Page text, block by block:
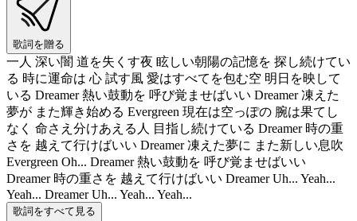
歌詞を贈る
一人 深い闇 道を失くす夜 眩しい朝陽の記憶を 探し続けてい
る 時に運命は 心 試す風 愛はすべてを包む空 明日を映して
いる Dreamer 熱い鼓動を 呼び覚ませばいい Dreamer 凍えた
夢が また輝き始める Evergreen 現在は空っぽの 腕は果てし
なく 命さえ分けあえる人 目指し続けている Dreamer 時の重
さを 越えて行けばいい Dreamer 凍えた夢に また新しい息吹
Evergreen Oh... Dreamer 熱い鼓動を 呼び覚ませばいい
Dreamer 時の重さを 越えて行けばいい Dreamer Uh... Yeah...
Yeah... Dreamer Uh... Yeah... Yeah...
歌詞をすべて見る